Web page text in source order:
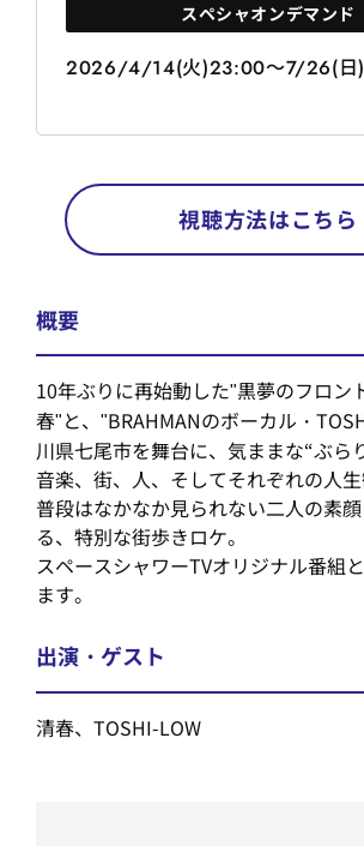
スペシャオンデマンド
2026/4/14(火)23:00～7/26(日
視聴方法はこちら
概要
10年ぶりに再始動した"黒夢のフロン
春"と、"BRAHMANのボーカル・
川県七尾市を舞台に、気ままな“ぶら
音楽、街、人、そしてそれぞれの人
普段はなかなか見られない二人の素
る、特別な街歩きロケ。
スペースシャワーTVオリジナル番組
ます。
出演・ゲスト
清春、TOSHI-LOW